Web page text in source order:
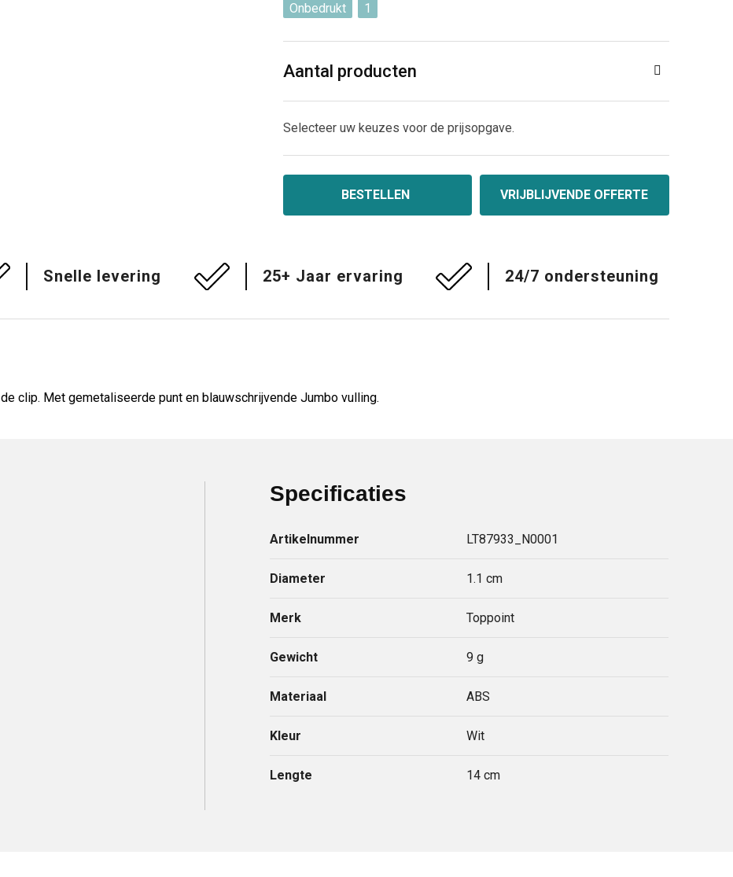
Onbedrukt
1
Aantal producten
Selecteer uw keuzes voor de prijsopgave.
BESTELLEN VRIJBLIJVENDE OFFERTE
Snelle levering 25+ Jaar ervaring 24/7 ondersteuning
clip. Met gemetaliseerde punt en blauwschrijvende Jumbo vulling.
Specificaties
Artikelnummer LT87933_N0001
Diameter 1.1 cm
Merk Toppoint
Gewicht 9 g
Materiaal ABS
Kleur Wit
Lengte 14 cm